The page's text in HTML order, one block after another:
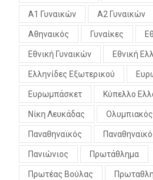
Α1 Γυναικών Α2 Γυναικών
Αθηναικός Γυναίκες
Εθνική Γυναικών Εθνική
Ελληνίδες Εξωτερικού
Ευρωμπάσκετ Κύπελλο
Νίκη Λευκάδας Ολυμπιακός
Παναθηναϊκός
Πανιώνιος Πρωτάθλημα
Πρωτέας Βούλας